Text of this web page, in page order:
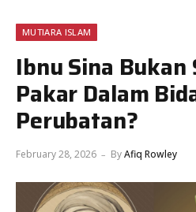
MUTIARA ISLAM
Ibnu Sina
Pakar Dalam
Perubatan?
February 28, 2026 ByAfiq Rowley